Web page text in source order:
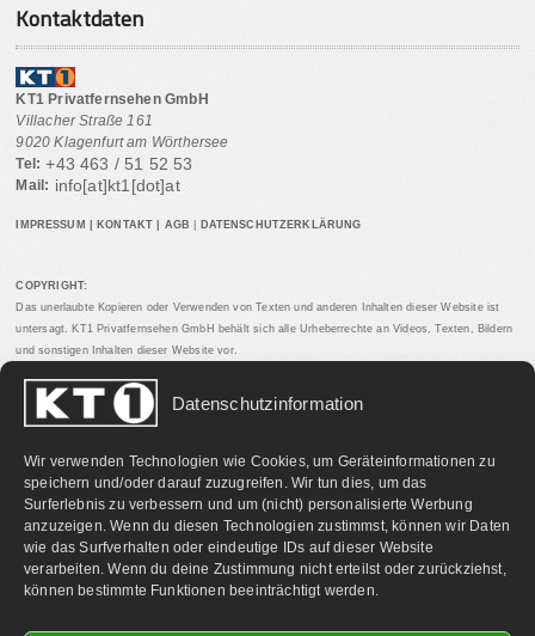
Datenschutzinformation
Wir verwenden Technologien wie Cookies, um Geräteinformationen zu
speichern und/oder darauf zuzugreifen. Wir tun dies, um das
Surferlebnis zu verbessern und um (nicht) personalisierte Werbung
anzuzeigen. Wenn du diesen Technologien zustimmst, können wir Daten
wie das Surfverhalten oder eindeutige IDs auf dieser Website
verarbeiten. Wenn du deine Zustimmung nicht erteilst oder zurückziehst,
können bestimmte Funktionen beeinträchtigt werden.
Kontaktdaten
KT1 Privatfernsehen GmbH
Villacher Straße 161
9020 Klagenfurt am Wörthersee
Tel: +43 463 / 51 52 53
Mail: info[at]kt1[dot]at
IMPRESSUM KONTAKT AGB DATENSCHUTZERKLÄRUNG
COPYRIGHT:
Das unerlaubte Kopieren oder Verwenden von Texten und anderen Inhalten dieser Website ist
untersagt. KT1 Privatfernsehen GmbH behält sich alle Urheberrechte an Videos, Texten, Bildern
und sonstigen Inhalten dieser Website vor.
PARTNERLINKS: